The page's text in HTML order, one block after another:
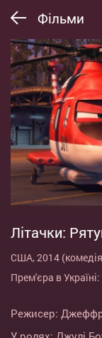
Фільми
Літачки:
США, 2014
Прем'єра в
Режисер: